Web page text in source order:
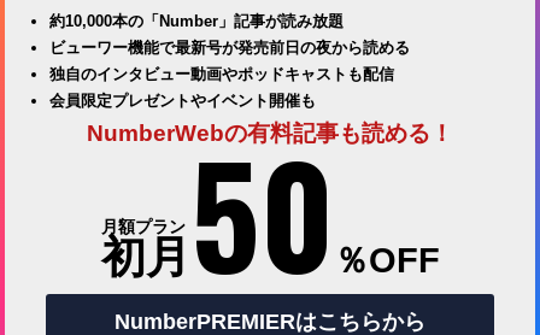
約10,000本の「Number」記事が読み放題
ビューワー機能で最新号が発売前日の夜から読める
独自のインタビュー動画やポッドキャストも配信
会員限定プレゼントやイベント開催も
NumberWebの有料記事も読める！
月額プラン
初月 50 ％OFF
NumberPREMIERはこちらから